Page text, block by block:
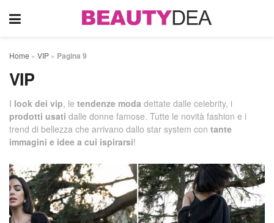
Home » VIP » Pagina 9
VIP
I look dei vip, le tendenze moda dettate dalle celebrity, i
prodotti usati dalle donne famose. Tutte le novità fashion e i
trend di bellezza che arrivano dallo star system con tante
immagini e idee a cui ispirarsi!